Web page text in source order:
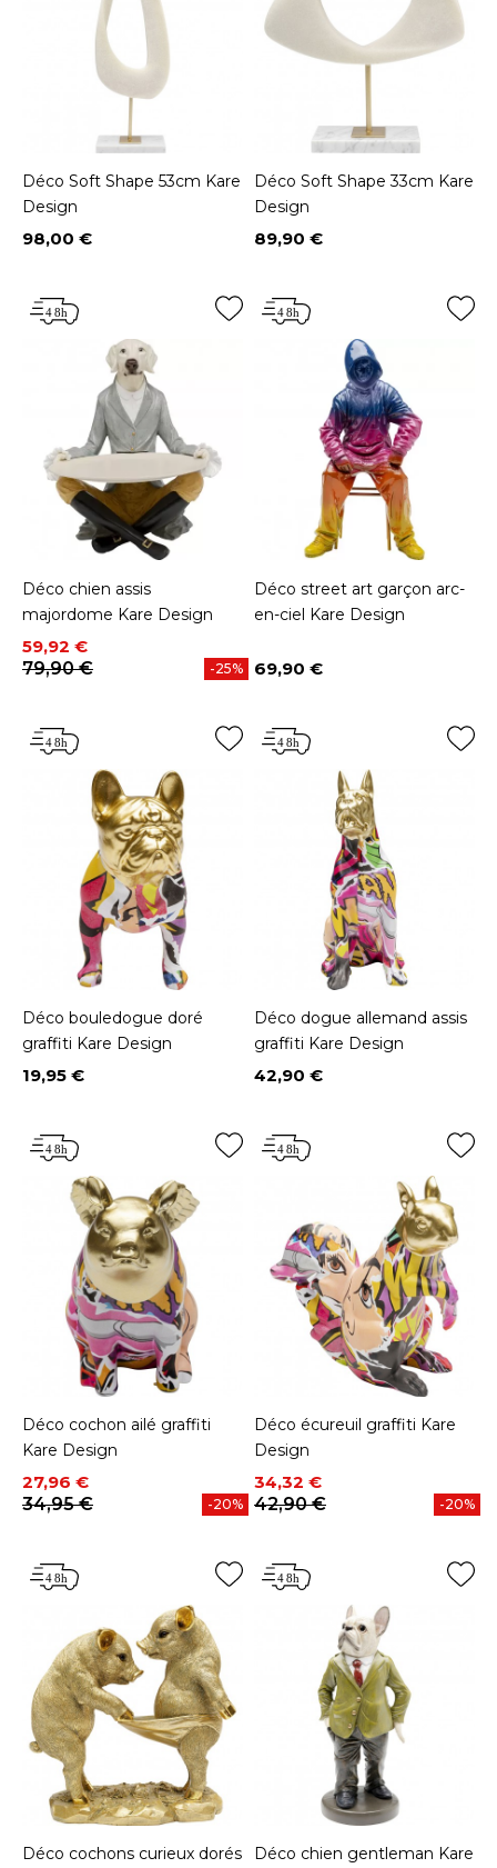
Déco Soft Shape 53cm Kare
Design
Prix
98,00 €
Déco Soft Shape 33cm Kare
Design
Prix
89,90 €
Déco chien assis
majordome Kare Design
Prix
59,92 €
Prix de base
79,90 €
-25%
Déco street art garçon arc-
en-ciel Kare Design
Prix
69,90 €
Déco bouledogue doré
graffiti Kare Design
Prix
19,95 €
Déco dogue allemand assis
graffiti Kare Design
Prix
42,90 €
Déco cochon ailé graffiti
Kare Design
Prix
27,96 €
Prix de base
34,95 €
-20%
Déco écureuil graffiti Kare
Design
Prix
34,32 €
Prix de base
42,90 €
-20%
Déco cochons curieux dorés
Déco chien gentleman Kare